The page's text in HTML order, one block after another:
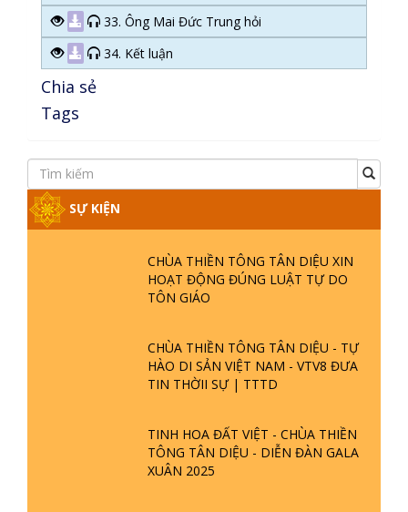
33. Ông Mai Đức Trung hỏi
34. Kết luận
Chia sẻ
Tags
SỰ KIỆN
CHÙA THIỀN TÔNG TÂN DIỆU XIN
HOẠT ĐỘNG ĐÚNG LUẬT TỰ DO
TÔN GIÁO
CHÙA THIỀN TÔNG TÂN DIỆU - TỰ
HÀO DI SẢN VIỆT NAM - VTV8 ĐƯA
TIN THỜII SỰ | TTTD
TINH HOA ĐẤT VIỆT - CHÙA THIỀN
TÔNG TÂN DIỆU - DIỄN ĐÀN GALA
XUÂN 2025